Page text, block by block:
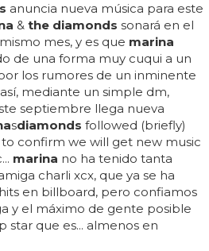
anuncia nueva música para este
& the diamonds sonará en el
mes, y es que marina
de una forma muy cuqui a un
los rumores de un inminente
mediante un simple dm,
septiembre llega nueva
sdiamonds followed (briefly)
confirm we will get new music
marina no ha tenido tanta
charli xcx, que ya se ha
en billboard, pero confiamos
y el máximo de gente posible
star que es... almenos en